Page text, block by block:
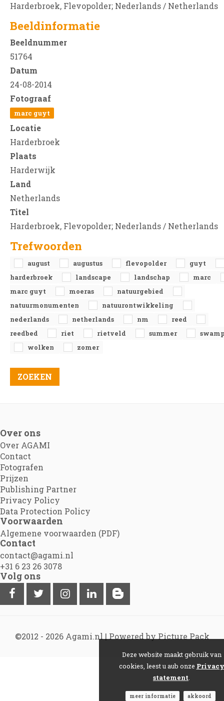
Harderbroek, Flevopolder; Nederlands / Netherlands
Beeldinformatie
Beeldnummer
51764
Datum
24-08-2014
Fotograaf
marc guyt
Locatie
Harderbroek
Plaats
Harderwijk
Land
Netherlands
Titel
Harderbroek, Flevopolder; Nederlands / Netherlands
Trefwoorden
august augustus flevopolder
guyt
harderbroek
landscape landschap
marc
marc guyt
moeras
natuurgebied
natuurmonumenten
natuurontwikkeling
nederlands
netherlands nm
reed
reedbed
riet rietveld summer
wolken
zomer
Over ons
Over AGAMI
Contact
Fotografen
Prijzen
Publishing Partner
Privacy Policy
Data Protection Policy
Voorwaarden
Algemene voorwaarden (PDF)
Contact
contact@agami.nl
+31 6 23 26 3078
Volg ons
©2012 - 2026 Agami.nl|Powered by Picture Pack
Deze website maakt gebruik van
cookies, leest u aub onze Privacy
statement
meer informatie akkoord